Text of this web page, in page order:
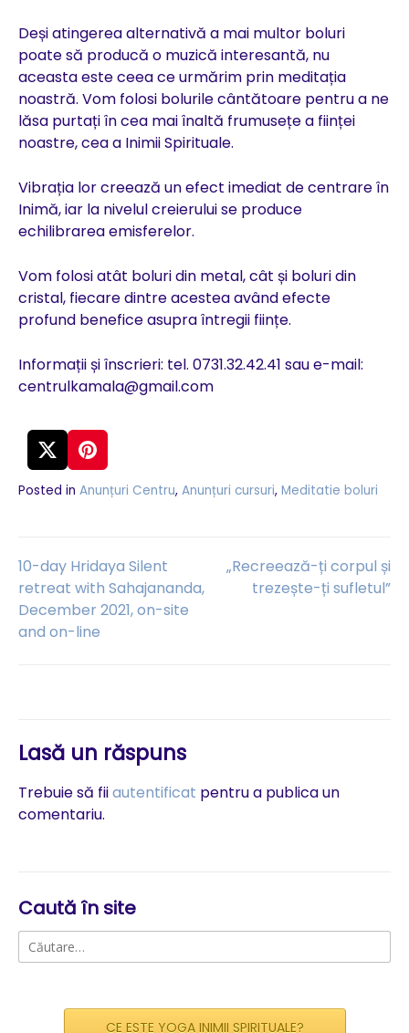
Deși atingerea alternativă a mai multor boluri
poate să producă o muzică interesantă, nu
aceasta este ceea ce urmărim prin meditația
noastră. Vom folosi bolurile cântătoare pentru a ne
lăsa purtați în cea mai înaltă frumusețe a ființei
noastre, cea a Inimii Spirituale.
Vibrația lor creează un efect imediat de centrare în
Inimă, iar la nivelul creierului se produce
echilibrarea emisferelor.
Vom folosi atât boluri din metal, cât și boluri din
cristal, fiecare dintre acestea având efecte
profund benefice asupra întregii ființe.
Informații și înscrieri: tel. 0731.32.42.41 sau e-mail:
centrulkamala@gmail.com
Posted in Anunțuri Centru, Anunțuri cursuri, Meditatie boluri
Navigare
în
10-day Hridaya Silent
retreat with Sahajananda,
December 2021, on-site
and on-line
„Recreează-ți corpul și
trezește-ți sufletul”
Lasă un răspuns
Trebuie să fiiautentificat pentru a publica un
comentariu.
Caută în site
Caută
după:
CE ESTE YOGA INIMII SPIRITUALE?